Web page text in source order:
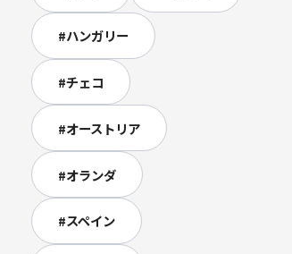
#ハンガリー
#チェコ
#オーストリア
#オランダ
#スペイン